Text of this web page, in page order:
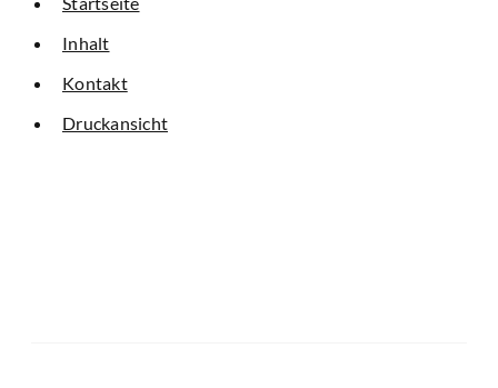
Inhalt
Kontakt
Druckansicht